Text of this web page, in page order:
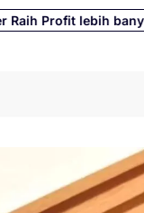
Profit lebih banyak